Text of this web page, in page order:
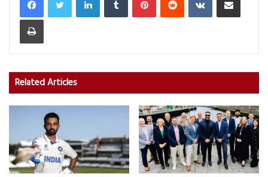
Print
Related Articles